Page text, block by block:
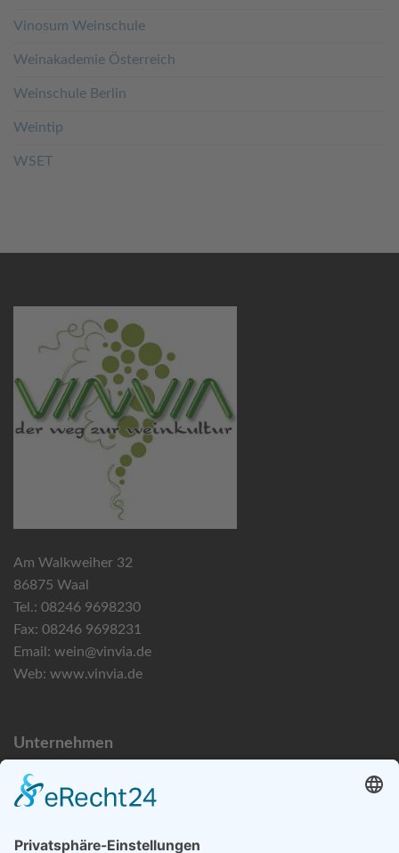
Vinosum Weinschule
Weinakademie Österreich
Weinschule Berlin
Weintip
WSET
Am Walkweiher 32
86875 Waal
Tel.: 08246 9698230
Fax: 08246 9698231
Email: wein@vinvia.de
Web: www.vinvia.de
Unternehmen
Datenschutzerklärung